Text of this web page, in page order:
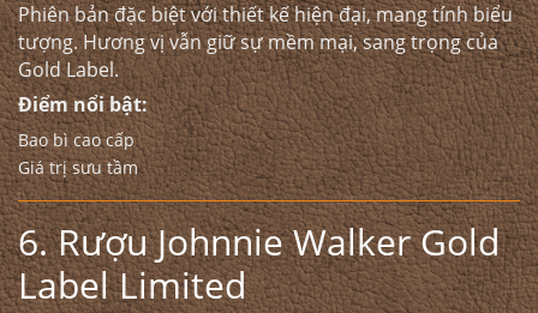
Phiên bản đặc biệt với thiết kế hiện đại, mang tính biểu
tượng. Hương vị vẫn giữ sự mềm mại, sang trọng của
Gold Label.
Điểm nổi bật:
Bao bì cao cấp
Giá trị sưu tầm
6. Rượu Johnnie Walker Gold
Label Limited